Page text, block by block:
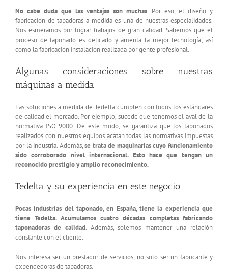
No cabe duda que las ventajas son muchas. Por eso, el diseño y
fabricación de tapadoras a medida es una de nuestras especialidades.
Nos esmeramos por lograr trabajos de gran calidad. Sabemos que el
proceso de taponado es delicado y amerita la mejor tecnología; así
como la fabricación instalación realizada por gente profesional.
Algunas consideraciones sobre nuestras
máquinas a medida
Las soluciones a medida de Tedelta cumplen con todos los estándares
de calidad el mercado. Por ejemplo, sucede que tenemos el aval de la
normativa ISO 9000. De este modo, se garantiza que los taponados
realizados con nuestros equipos acatan todas las normativas impuestas
por la industria. Además,se trata de maquinarias cuyo funcionamiento
sido corroborado nivel internacional. Esto hace que tengan un
reconocido prestigio y amplio reconocimiento.
Tedelta y su experiencia en este negocio
Pocas industrias del taponado, en España, tiene la experiencia que
tiene Tedelta. Acumulamos cuatro décadas completas fabricando
taponadoras de calidad. Además, solemos mantener una relación
constante con el cliente.
Nos interesa ser un prestador de servicios, no solo ser un fabricante y
expendedoras de tapadoras.